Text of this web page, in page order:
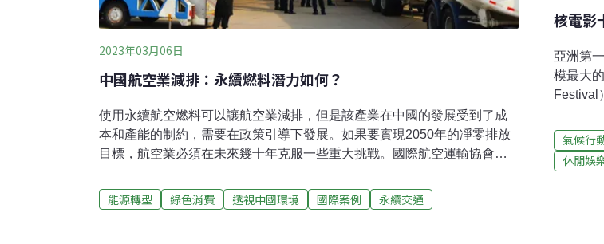
2023年03月06日
中國航空業減排：永續燃料潛力如何？
使用永續航空燃料可以讓航空業減排，但是該產業在中國的發展受到了成
本和產能的制約，需要在政策引導下發展。如果要實現2050年的凈零排放
目標，航空業必須在未來幾十年克服一些重大挑戰。國際航空運輸協會
公司將運送100億名乘客，是2019年疫情前40億人次的兩倍多。該行業主
要寄望於發展永續航空燃料以實現其凈零目標。IATA預計，到2050年，此
能源轉型 綠色消費 透視中國環境 國際案例 永續交通
核電影
亞洲第
模最大
Festival
變遷正
候問題
從2013
氣候行
休閒娛